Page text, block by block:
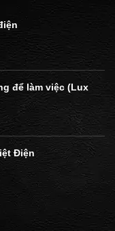
để làm việc (Lux
Điện